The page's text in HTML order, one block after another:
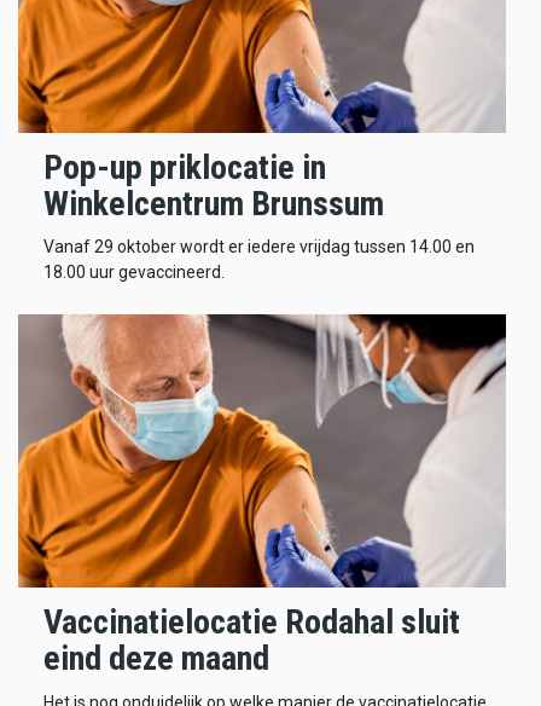
Pop-up priklocatie in
Winkelcentrum Brunssum
Vanaf 29 oktober wordt er iedere vrijdag tussen 14.00 en
18.00 uur gevaccineerd.
Vaccinatielocatie Rodahal sluit
eind deze maand